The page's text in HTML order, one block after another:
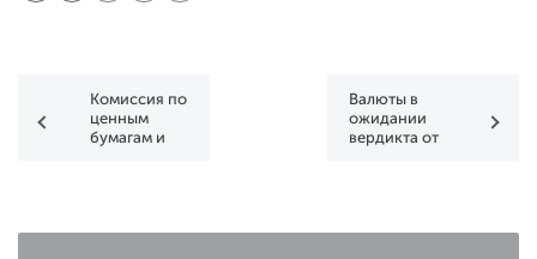
Комиссия по
ценным
бумагам и
запуске ETF
Валюты в
ожидании
вердикта от